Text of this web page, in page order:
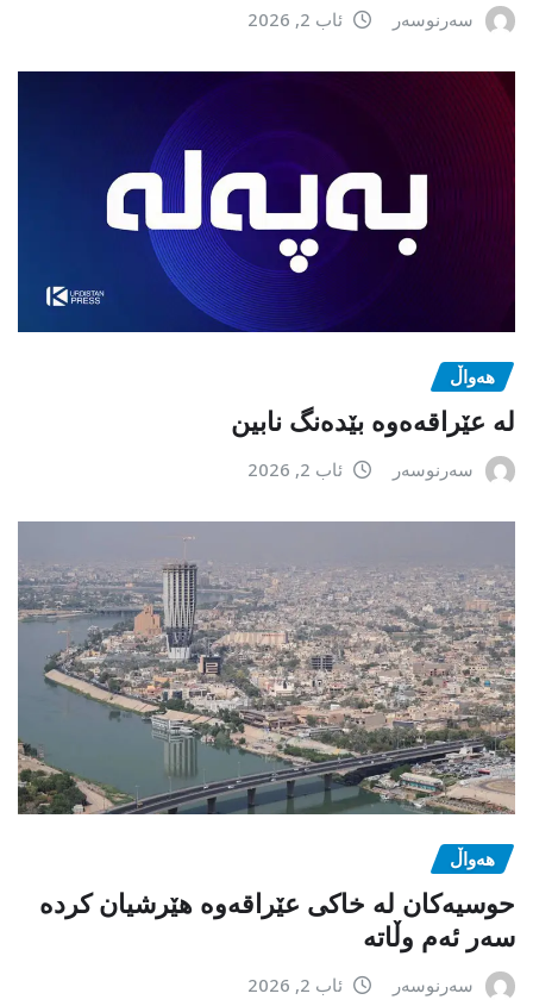
سەرنوسەر ئاب 2, 2026
هەواڵ
لە عێراقەەوە بێدەنگ نابین
سەرنوسەر ئاب 2, 2026
هەواڵ
حوسیەکان لە خاکی عێراقەوە هێرشیان کردە
سەر ئەم وڵاتە
سەرنوسەر ئاب 2, 2026